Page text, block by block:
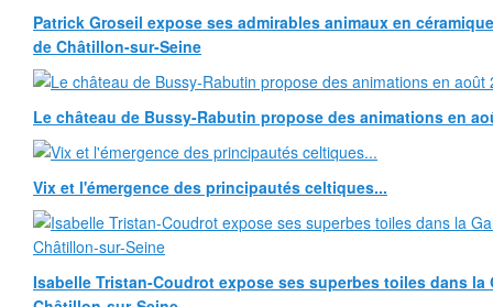
Patrick Groseil expose ses admirables animaux en
de Châtillon-sur-Seine
Le château de Bussy-Rabutin propose des animations en
Vix et l'émergence des principautés celtiques...
Isabelle Tristan-Coudrot expose ses superbes toiles dans la